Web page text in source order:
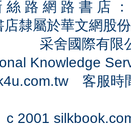
絲 路 網 路 書 店
店隸屬於華文網股
采舍國際有
Knowledge
客服時
c 2001